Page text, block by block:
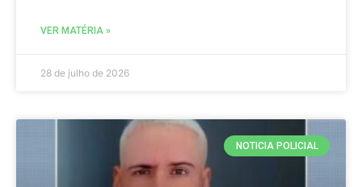
VER MATÉRIA »
28 de julho de 2026
NOTICIA POLICIAL